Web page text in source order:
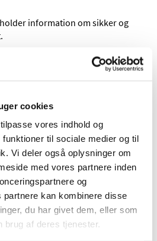
cookies
vores indhold og
til sociale medier og til
Vi deler også oplysninger om
med vores partnere inden
og
partnere kan kombinere disse
du har givet dem, eller som
brug af deres tjenester.
information om sikker og
AB meddeler en fejl ved
disinfector, der kræver
information om fejl ved
og instruktion i…